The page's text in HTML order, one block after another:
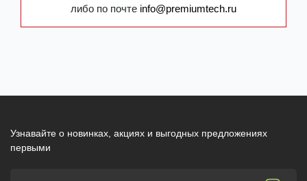
либо по почте info@premiumtech.ru
Узнавайте о новинках, акциях и выгодных предложениях
первыми